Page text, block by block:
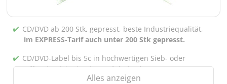
CD/DVD ab 200 Stk, gepresst, beste Industriequalität,
im EXPRESS-Tarif auch unter 200 Stk gepresst.
CD/DVD-Label bis 5c in hochwertigen Sieb- oder
Offsetdruck bedruckt,auch bei gebrannten CDs/DVDs
Alles anzeigen